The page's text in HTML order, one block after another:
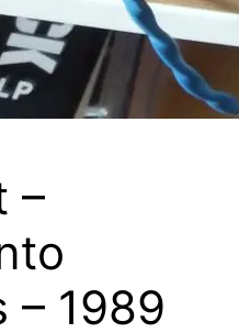
–
– 1989